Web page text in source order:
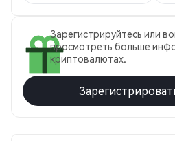
Зарегистрируйтесь или
просмотреть больше
криптовалютах.